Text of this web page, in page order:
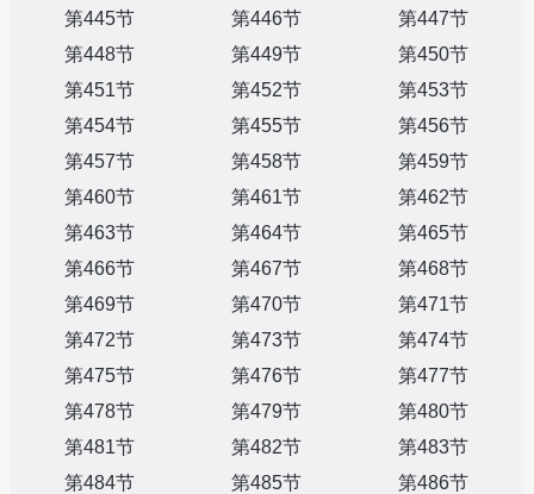
第445节 第446节
第447节
第448节
第449节
第450节
第451节
第452节
第453节
第454节
第455节
第456节
第457节
第458节
第459节
第460节
第461节
第462节
第463节
第464节
第465节
第466节
第467节
第468节
第469节
第470节
第471节
第472节
第473节
第474节
第475节
第476节
第477节
第478节
第479节
第480节
第481节
第482节
第483节
第484节
第485节
第486节